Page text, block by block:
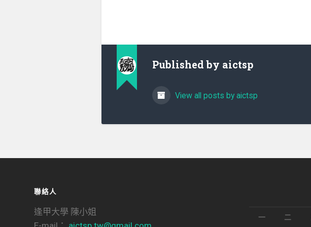
Published by aictsp
View all posts by aictsp
聯絡人
逢甲大學 陳小姐
一 二